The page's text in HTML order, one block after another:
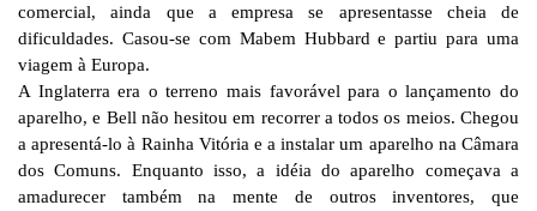
comercial, ainda que a empresa se apresentasse cheia de
dificuldades. Casou-se com Mabem Hubbard e partiu para uma
viagem à Europa.
A Inglaterra era o terreno mais favorável para o lançamento do
aparelho, e Bell não hesitou em recorrer a todos os meios. Chegou
a apresentá-lo à Rainha Vitória e a instalar um aparelho na Câmara
dos Comuns. Enquanto isso, a idéia do aparelho começava a
amadurecer também na mente de outros inventores, que